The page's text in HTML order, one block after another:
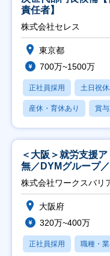
責任者】
株式会社セレス
東京都
700万~1500万
正社員採用 土日祝
産休・育休あり 賞与
＜大阪＞就労支援
無／DYMグループ
日祝】
株式会社ワークスバリ
大阪府
320万~400万
正社員採用 職種・